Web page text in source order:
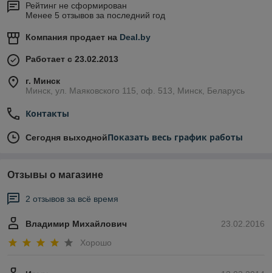
Рейтинг не сформирован
Менее 5 отзывов за последний год
Компания продает на Deal.by
Работает с 23.02.2013
г. Минск
Минск, ул. Маяковского 115, оф. 513, Минск, Беларусь
Контакты
Сегодня выходнойПоказать весь график работы
Отзывы о магазине
2 отзывов за всё время
23.02.2016
Владимир Михайлович
Хорошо